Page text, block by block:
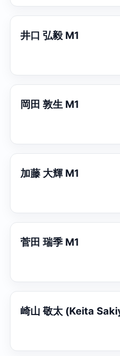
井口 弘毅 M1
岡田 敦生 M1
加藤 大輝 M1
菅田 瑞季 M1
崎山 敬太 (Keita